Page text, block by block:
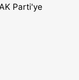
Parti'ye